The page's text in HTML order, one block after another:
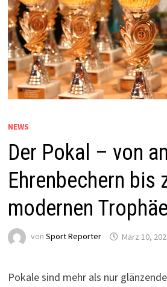
NEWS
Der Pokal – von
Ehrenbechern bis
modernen
von Sport Reporter März 10,
Pokale sind mehr als nur